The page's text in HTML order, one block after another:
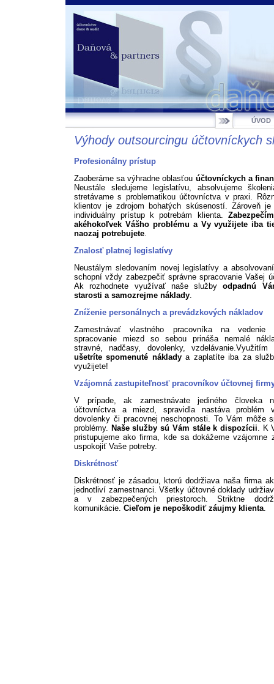
ÚVOD
Výhody outsourcingu účtovníckych
Profesionálny prístup
Zaoberáme sa výhradne oblasťou účtovníckych a
Neustále sledujeme legislatívu, absolvujeme
stretávame s problematikou účtovníctva v praxi.
klientov je zdrojom bohatých skúseností. Zároveň je
individuálny prístup k potrebám klienta.
akéhokoľvek Vášho problému a Vy využijete iba
naozaj potrebujete.
Znalosť platnej legislatívy
Neustálym sledovaním novej legislatívy a
schopní vždy zabezpečiť správne spracovanie Vašej
Ak rozhodnete využívať naše službyodpadnú
starosti a samozrejme náklady.
Zníženie personálnych a prevádzkových nákladov
Zamestnávať vlastného pracovníka na vedenie
spracovanie miezd so sebou prináša nemalé
stravné, nadčasy, dovolenky,
ušetríte spomenuté nákladya zaplatíte iba za
využijete!
Vzájomná zastupiteľnosť pracovníkov účtovnej
V prípade, ak zamestnávate jediného človeka
účtovníctva a miezd, spravidla nastáva problém
dovolenky či pracovnej neschopnosti. To Vám môže
problémy. Naše služby sú Vám stále k dispozícii. K
pristupujeme ako firma, kde sa dokážeme vzájomne
uspokojiť Vaše potreby.
Diskrétnosť
Diskrétnosť je zásadou, ktorú dodržiava naša firma
jednotliví zamestnanci. Všetky účtovné doklady
a v zabezpečených priestoroch. Striktne
komunikácie. Cieľom je nepoškodiť záujmy klienta.